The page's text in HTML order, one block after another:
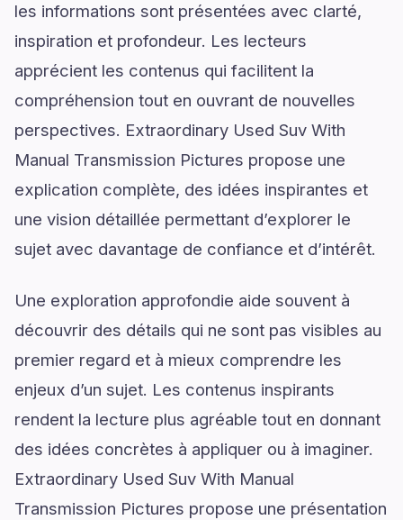
les informations sont présentées avec clarté,
inspiration et profondeur. Les lecteurs
apprécient les contenus qui facilitent la
compréhension tout en ouvrant de nouvelles
perspectives. Extraordinary Used Suv With
Manual Transmission Pictures propose une
explication complète, des idées inspirantes et
une vision détaillée permettant d’explorer le
sujet avec davantage de confiance et d’intérêt.
Une exploration approfondie aide souvent à
découvrir des détails qui ne sont pas visibles au
premier regard et à mieux comprendre les
enjeux d’un sujet. Les contenus inspirants
rendent la lecture plus agréable tout en donnant
des idées concrètes à appliquer ou à imaginer.
Extraordinary Used Suv With Manual
Transmission Pictures propose une présentation